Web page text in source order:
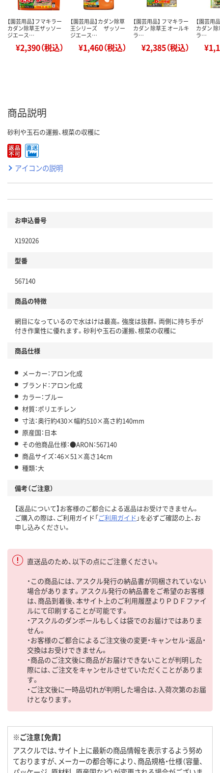
【園芸用品】フマキラー
カダン除草王ザッソー
ジエース…
¥2,390（税込）
【園芸用品】カダン除草
王シリーズ ザッソー
ジエース…
¥1,460（税込）
【園芸用品】 フマキラー
カダン 除草王 オールキ
ラ…
¥2,385（税込）
【園芸用
カダン
ラ…
商品説明
砂利や玉石の運搬、根菜の収穫に
アイコンの説明
お申込番号
X192026
型番
567140
商品の特徴
網目になっているので水はけは最高。強度は抜群。両側に持ち手が
付き作業性に優れます。砂利や玉石の運搬、根菜の収穫に
商品仕様
メーカー：アロン化成
ブランド：アロン化成
カラー：ブルー
材質：ポリエチレン
寸法：奥行約430×幅約510×高さ約140mm
原産国：日本
その他商品仕様：●ARON：567140
商品サイズ：46×51×高さ14cm
種類：大
備考（ご注意）
【返品について】お客様のご都合による返品はお受けできません。
ご購入の際は、ご利用ガイド「ご利用ガイド 」を必ずご確認の上、お
申し込みください。
直送品のため、以下の点にご注意ください。
・この商品には、アスクル発行の納品書が同梱されていない
場合があります。アスクル発行の納品書をご希望のお客様
は、商品到着後、本サイト上のご利用履歴よりＰＤＦファイ
ルにて印刷することが可能です。
・アスクルのダンボールもしくは袋でのお届けではありま
せん。
・お客様のご都合によるご注文後の変更・キャンセル・返品・
交換はお受けできません。
・商品のご注文後に商品がお届けできないことが判明した
際には、ご注文をキャンセルさせていただくことがありま
す。
・ご注文後に一時品切れが判明した場合は、入荷次第のお届
けとなります。
※ご注意【免責】
アスクルでは、サイト上に最新の商品情報を表示するよう努め
ておりますが、メーカーの都合等により、商品規格・仕様（容量、